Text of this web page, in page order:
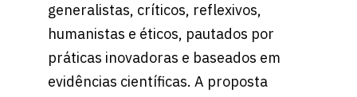
generalistas, críticos, reflexivos,
humanistas e éticos, pautados por
práticas inovadoras e baseados em
evidências científicas. A proposta